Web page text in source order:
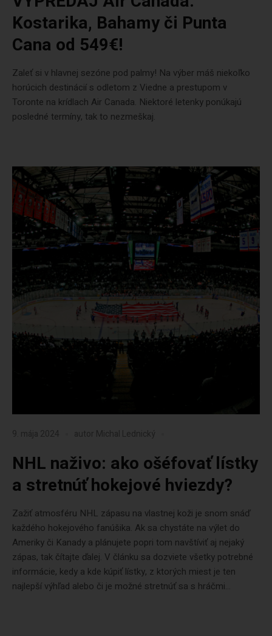
Kostarika, Bahamy či Punta
Cana od 549€!
Zaleť si v hlavnej sezóne pod palmy! Na výber máš niekoľko
horúcich destinácií s odletom z Viedne a prestupom v
Toronte na krídlach Air Canada. Niektoré letenky ponúkajú
posledné termíny, tak to nezmeškaj.
9. mája 2024 autor Michal Lednický
NHL naživo: ako ošéfovať lístky
a stretnúť hokejové hviezdy?
Zažiť atmosféru NHL zápasu na vlastnej koži je snom snáď
každého hokejového fanúšika. Ak sa chystáte na výlet do
Ameriky či Kanady a plánujete popri tom navštíviť aj nejaký
zápas, tak čítajte ďalej. V článku sa dozviete všetky potrebné
informácie, kedy a kde kúpiť lístky, z ktorých miest je ten
najlepší výhľad alebo či je možné stretnúť sa s hráčmi...